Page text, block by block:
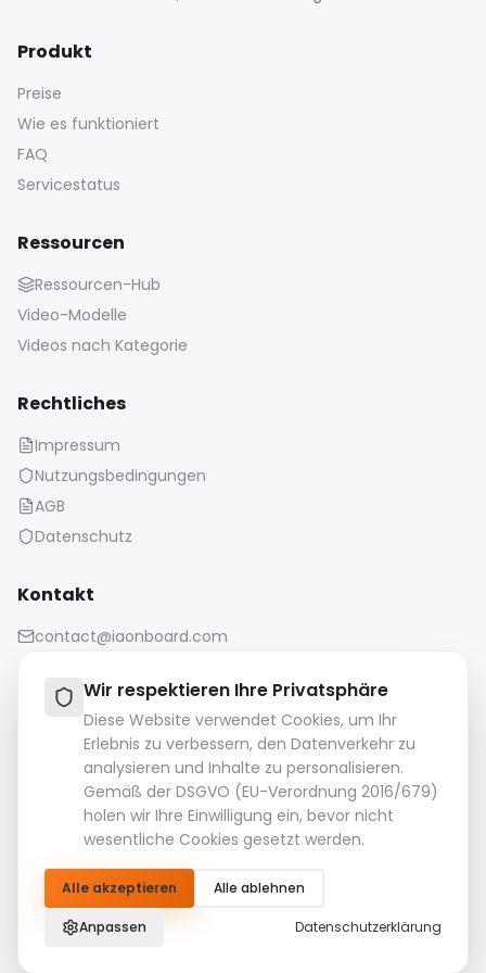
Wir respektieren Ihre Privatsphäre
Diese Website verwendet Cookies, um Ihr
Erlebnis zu verbessern, den Datenverkehr zu
analysieren und Inhalte zu personalisieren.
Gemäß der DSGVO (EU-Verordnung 2016/679)
holen wir Ihre Einwilligung ein, bevor nicht
wesentliche Cookies gesetzt werden.
Alle akzeptieren Alle ablehnen
Anpassen Datenschutzerklärung
Produkt
Preise
Wie es funktioniert
FAQ
Servicestatus
Ressourcen
Ressourcen-Hub
Video-Modelle
Videos nach Kategorie
Rechtliches
Impressum
Nutzungsbedingungen
AGB
Datenschutz
Kontakt
contact@iaonboard.com
Aufbewahrungsrichtlinie:
Mediendateien (Bilder, Videos, Audiodateien usw.) werden
14 Tage lang aufbewahrt.
speichern Sie sie.
© 2026 IAOnboard. Alle Rechte vorbehalten.